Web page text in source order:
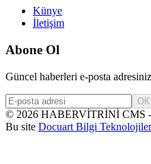
Künye
İletişim
Abone Ol
Güncel haberleri e-posta
OK
© 2026 HABERVİTRİNİ CMS
Bu site Docuart Bilgi